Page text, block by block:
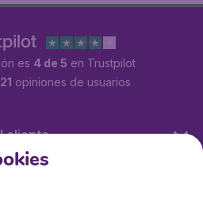
es 4 de 5 en Trustpilot
opiniones de usuarios
cliente